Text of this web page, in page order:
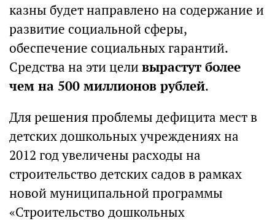
казны будет направлено на содержание и
развитие социальной сферы,
обеспечение социальных гарантий.
Средства на эти цели вырастут более
чем на 500 миллионов рублей.
Для решения проблемы дефицита мест в
детских дошкольных учреждениях на
2012 год увеличены расходы на
строительство детских садов в рамках
новой муниципальной программы
«Строительство дошкольных